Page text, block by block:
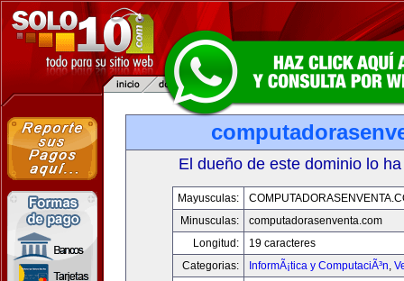
El dueño de este dominio lo
Mayusculas:
Minusculas:
computadorasenventa.com
Longitud:
19 caracteres
Categorias:
InformÃ¡tica y ComputaciÃ³n,